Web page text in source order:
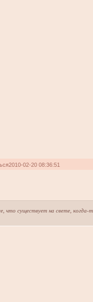
2010-02-20 08:36:51
что существует на свете,